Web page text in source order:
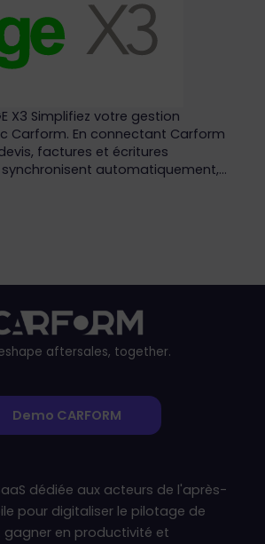
X3 Simplifiez votre gestion
Carform. En connectant Carform
factures et écritures
automatiquement,…
aftersales, together.
Demo CARFORM
dédiée aux acteurs de l'après-
pour digitaliser le pilotage de
en productivité et